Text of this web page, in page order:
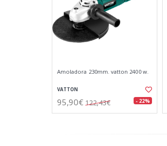
Amoladora 230mm. vatton 2400 w.
VATTON
95,90€ 122,43€ - 22%